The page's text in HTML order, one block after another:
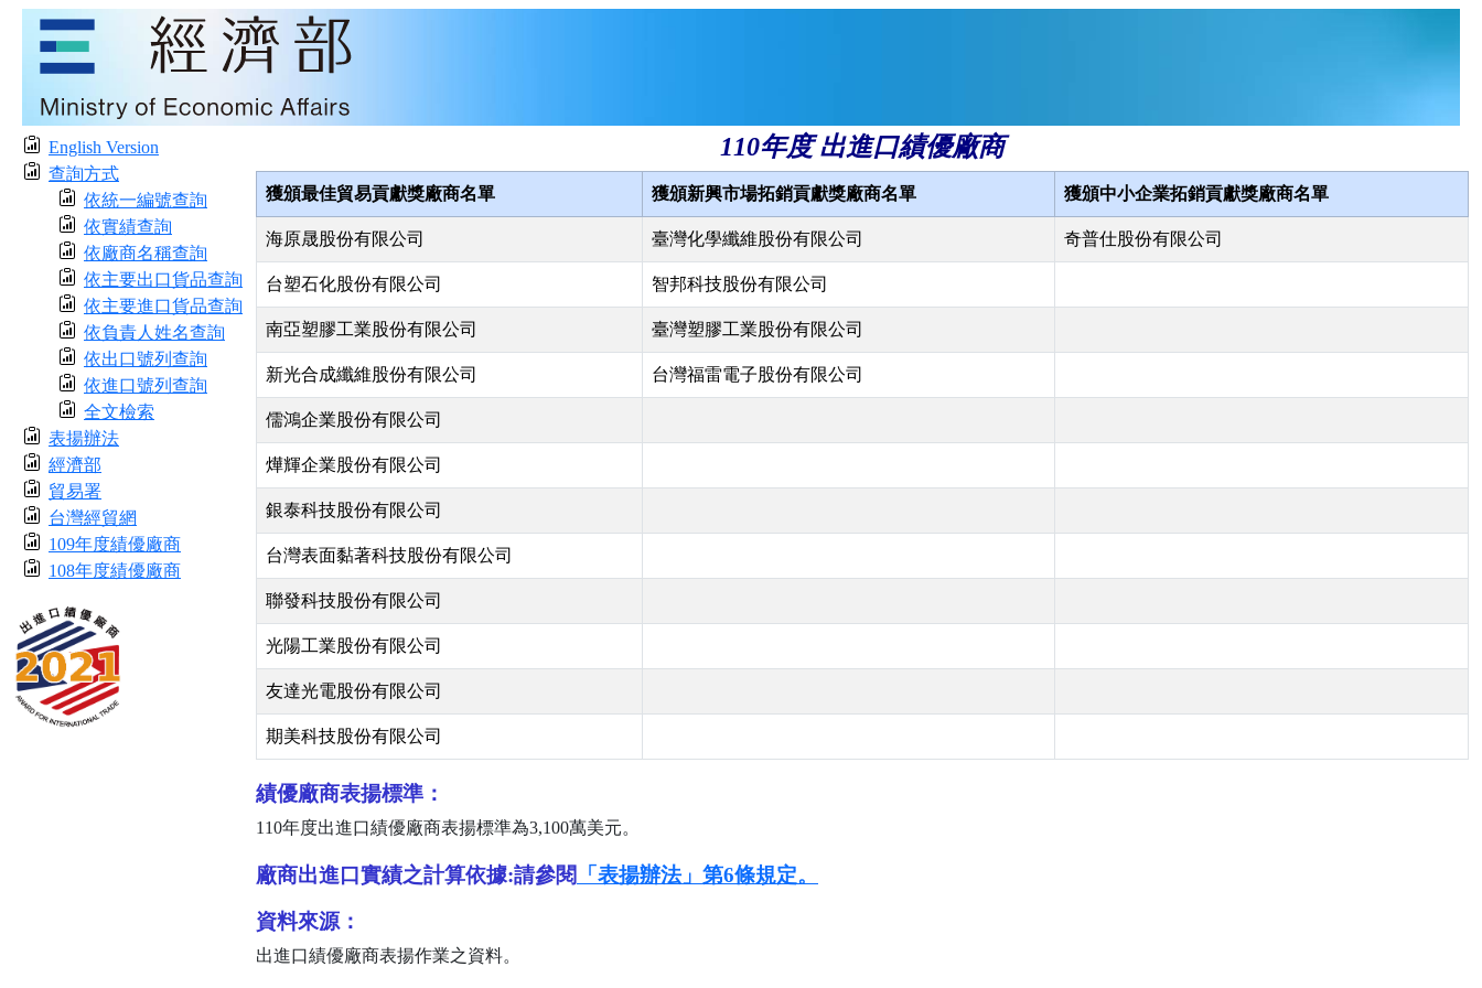
English Version
查詢方式
依統一編號查詢
依實績查詢
依廠商名稱查詢
依主要出口貨品查詢
依主要進口貨品查詢
依負責人姓名查詢
依出口號列查詢
依進口號列查詢
全文檢索
表揚辦法
經濟部
貿易署
台灣經貿網
109年度績優廠商
108年度績優廠商
110年度 出進口績優廠商
獲頒最佳貿易貢獻獎廠商名單 獲頒新興市場拓銷貢獻獎廠商名單 獲頒中小企業拓銷貢獻獎廠商名單
海原晟股份有限公司 臺灣化學纖維股份有限公司 奇普仕股份有限公司
台塑石化股份有限公司 智邦科技股份有限公司
南亞塑膠工業股份有限公司 臺灣塑膠工業股份有限公司
新光合成纖維股份有限公司 台灣福雷電子股份有限公司
儒鴻企業股份有限公司
燁輝企業股份有限公司
銀泰科技股份有限公司
台灣表面黏著科技股份有限公司
聯發科技股份有限公司
光陽工業股份有限公司
友達光電股份有限公司
期美科技股份有限公司
績優廠商表揚標準：
110年度出進口績優廠商表揚標準為3,100萬美元。
廠商出進口實績之計算依據:請參閱 「表揚辦法」第6條規定。
資料來源：
出進口績優廠商表揚作業之資料。